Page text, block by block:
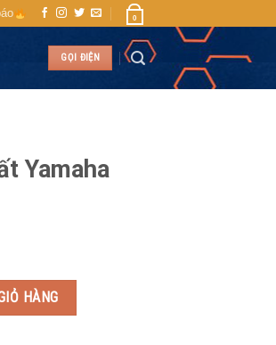
0
GỌI ĐIỆN
Yamaha
lượng
HÀNG